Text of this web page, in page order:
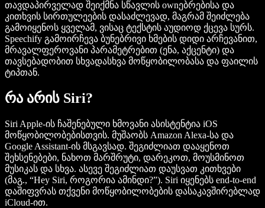
თავდაპირველად შეიქმნა სწავლის ownებრებისა და
კითხვის სირთულეების დასაძლევად, მაგრამ შეიძლება
გამოიყენოს ყველამ, ვისაც ტექსტის აუდიოდ ქცევა სურს.
Speechify გამოირჩევა ბუნებრივი ხმების დიდი არჩევანით,
მრავალფეროვანი პარამეტრებით (ენა, აქცენტი) და
თავსებადობით სხვადასხვა მოწყობილობასა და ფაილის
ტიპთან.
რა არის Siri?
Siri Apple-ის ჩაშენებული ხმოვანი ასისტენტია iOS
მოწყობილობებისთვის. მუშაობს Amazon Alexa-სა და
Google Assistant-ის მსგავსად. შეგიძლიათ დააყენოთ
შეხსენებები, ნახოთ მარშრუტი, დარეკოთ, მოუსმინოთ
მუსიკას და სხვა. ასევე შეგიძლიათ დაუსვათ კითხვები
(მაგ., “Hey Siri, როგორია ამინდი?”). Siri იყენებს end-to-end
დაშიფვრას თქვენი მოწყობილობების დასაკავშირებლად
iCloud-ით.